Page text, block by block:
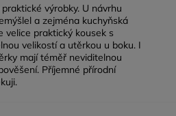
výrobky. U návrhu
a zejména kuchyňská
velice praktický kousek s
velikostí a utěrkou u boku. I
mají téměř neviditelnou
Příjemné přírodní